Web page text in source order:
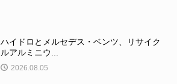
ハイドロとメルセデス・ベンツ、リサイク
ルアルミニウ...
2026.08.05